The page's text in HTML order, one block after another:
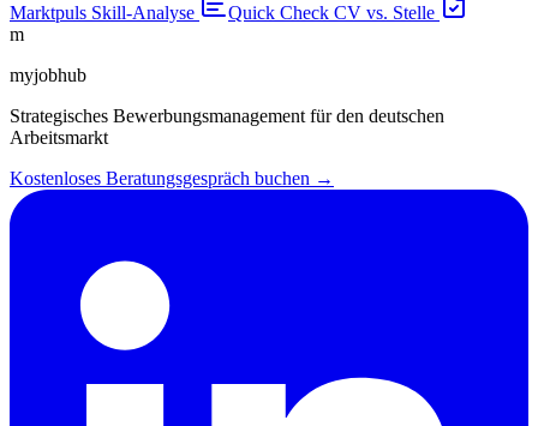
Marktpuls Skill-Analyse Quick Check CV vs. Stelle
m
myjobhub
Strategisches Bewerbungsmanagement für den deutschen
Arbeitsmarkt
Kostenloses Beratungsgespräch buchen →